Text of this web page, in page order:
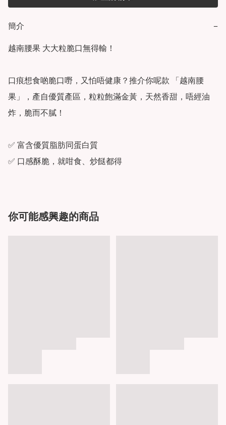
簡介 −
越南腰果 大大粒脆口無得輸！
口痕想食啲脆口嘢，又怕唔健康？推介你呢款 「越南腰
果」，產自優質產區，粒粒飽滿金黃，天然香甜，唔經油
炸，脆而不膩！
✅ 富含優質脂肪同蛋白質
你可能感興趣的商品